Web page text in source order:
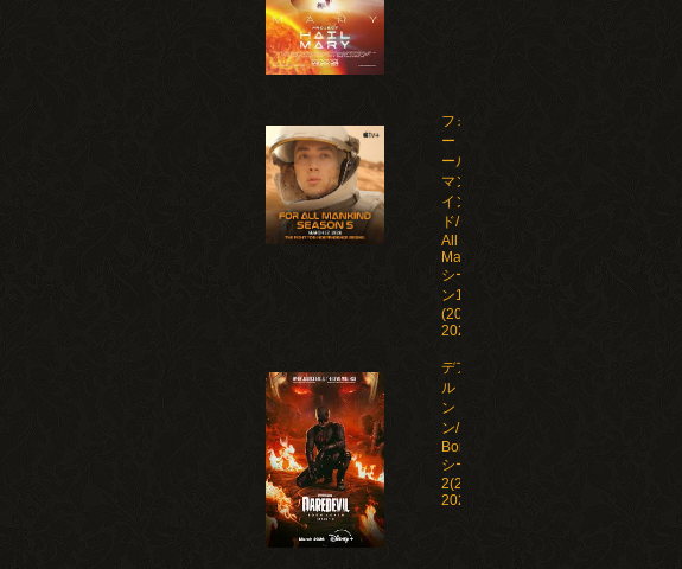
フォ
ー・オ
ール・
マンカ
イン
ド/For
All
Mankind
シーズ
ン1-5
(2019-
2026)
デアデビ
ル：ボー
ン・アゲイ
ン/Daredevil:
Born Again
シーズン1-
2(2025-
2026)